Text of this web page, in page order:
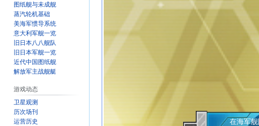
在海军舰队
图纸舰与未成舰
蒸汽轮机基础
美海军惯导系统
意大利军舰一览
旧日本八八舰队
旧日本军舰一览
近代中国图纸舰
解放军主战舰艇
游戏动态
卫星观测
历次场刊
运营历史